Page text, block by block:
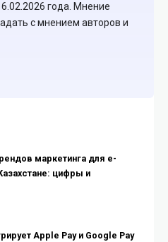
года. Мнение
с мнением авторов и
маркетинга для e-
цифры и
и Google Pay